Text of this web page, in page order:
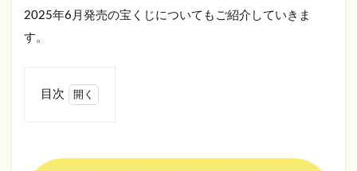
2025年6月発売の宝くじについてもご紹介していきま
す。
目次
る夢